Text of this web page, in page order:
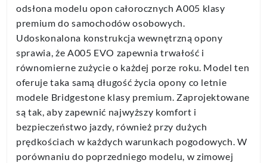
odsłona modelu opon całorocznych A005 klasy
premium do samochodów osobowych.
Udoskonalona konstrukcja wewnętrzną opony
sprawia, że A005 EVO zapewnia trwałość i
równomierne zużycie o każdej porze roku. Model ten
oferuje taka samą długość życia opony co letnie
modele Bridgestone klasy premium. Zaprojektowane
są tak, aby zapewnić najwyższy komfort i
bezpieczeństwo jazdy, również przy dużych
prędkościach w każdych warunkach pogodowych. W
porównaniu do poprzedniego modelu, w zimowej